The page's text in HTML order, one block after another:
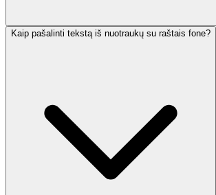
Kaip pašalinti tekstą iš nuotraukų su raštais fone?